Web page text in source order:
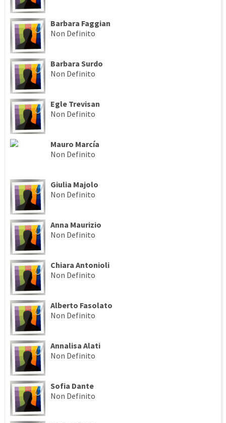
Barbara Faggian
Non Definito
Barbara Surdo
Non Definito
Egle Trevisan
Non Definito
Mauro Marcía
Non Definito
Giulia Majolo
Non Definito
Anna Maurizio
Non Definito
Chiara Antonioli
Non Definito
Alberto Fasolato
Non Definito
Annalisa Alati
Non Definito
Sofia Dante
Non Definito